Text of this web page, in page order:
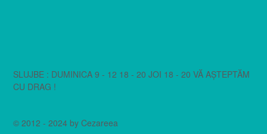
SLUJBE : DUMINICA 9 - 12 18 - 20 JOI 18 - 20 VĂ AȘTEPTĂM
CU DRAG !
© 2012 - 2024 by Cezareea